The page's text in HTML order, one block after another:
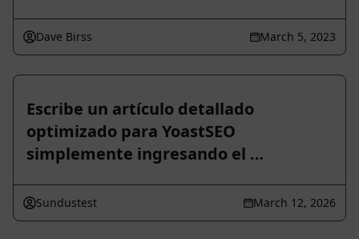
Dave Birss March 5, 2023
Escribe un artículo detallado
optimizado para YoastSEO
simplemente ingresando el …
Sundustest March 12, 2026